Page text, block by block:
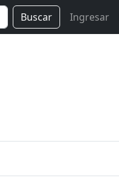
Buscar Ingresar